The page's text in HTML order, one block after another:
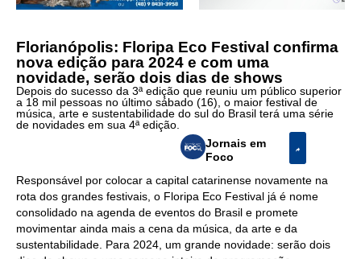
Florianópolis: Floripa Eco Festival confirma
nova edição para 2024 e com uma
novidade, serão dois dias de shows
Depois do sucesso da 3ª edição que reuniu um público superior
a 18 mil pessoas no último sábado (16), o maior festival de
música, arte e sustentabilidade do sul do Brasil terá uma série
de novidades em sua 4ª edição.
Jornais em
Foco
Responsável por colocar a capital catarinense novamente na
rota dos grandes festivais, o Floripa Eco Festival já é nome
consolidado na agenda de eventos do Brasil e promete
movimentar ainda mais a cena da música, da arte e da
sustentabilidade. Para 2024, um grande novidade: serão dois